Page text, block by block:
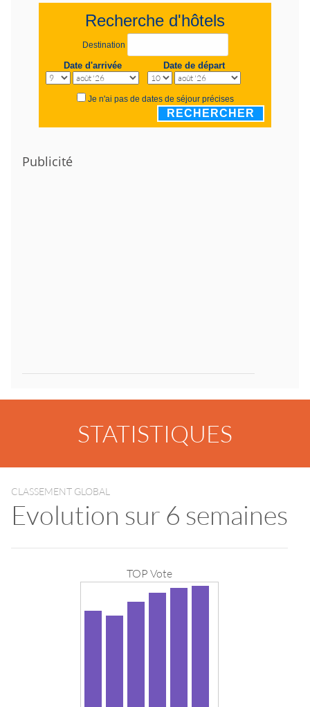
Recherche d'hôtels
Destination
Date d'arrivée Date de départ
Je n'ai pas de dates de séjour précises
RECHERCHER
Publicité
STATISTIQUES
CLASSEMENT GLOBAL
Evolution sur 6 semaines
TOP Vote